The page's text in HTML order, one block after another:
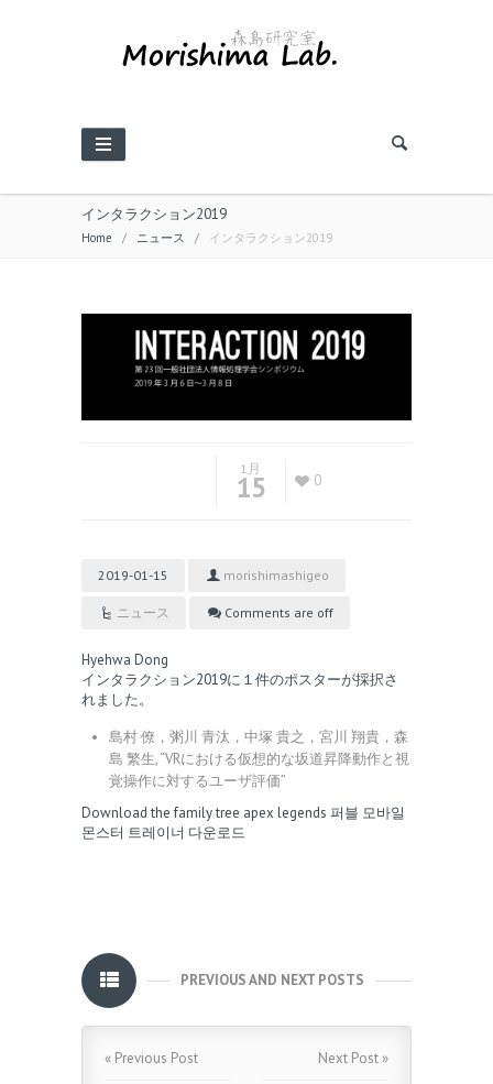
インタラクション2019
Home / ニュース / インタラクション2019
1月
15 0
2019-01-15 morishimashigeo
ニュース Comments are off
Hyehwa Dong
インタラクション2019に１件のポスターが採択さ
れました。
島村 僚，粥川 青汰，中塚 貴之，宮川 翔貴，森
島 繁生, “VRにおける仮想的な坂道昇降動作と視
覚操作に対するユーザ評価”
Download the family tree apex legends 퍼블 모바일
몬스터 트레이너 다운로드
PREVIOUS AND NEXT POSTS
« Previous Post Next Post »